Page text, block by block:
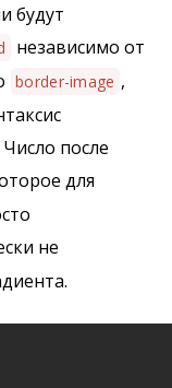
будут
независимо от
border-image ,
после
для
не